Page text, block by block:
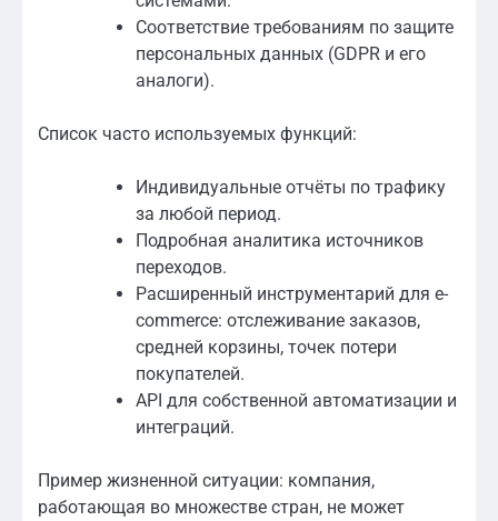
Соответствие требованиям по защите
персональных данных (GDPR и его
аналоги).
Список часто используемых функций:
Индивидуальные отчёты по трафику
за любой период.
Подробная аналитика источников
переходов.
Расширенный инструментарий для e-
commerce: отслеживание заказов,
средней корзины, точек потери
покупателей.
API для собственной автоматизации и
интеграций.
Пример жизненной ситуации: компания,
работающая во множестве стран, не может